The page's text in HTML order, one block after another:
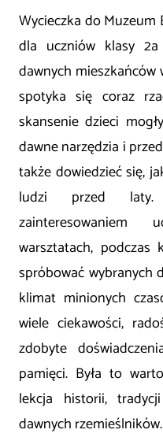
Wycieczka do Muzeum
dla uczniów klasy
dawnych
spotyka się coraz
skansenie dzieci
dawne narzędzia i
także dowiedzieć się,
ludzi przed
zainteresowaniem
warsztatach, podczas
spróbować wybranych
klimat minionych
wiele ciekawości,
zdobyte
pamięci. Była to
lekcja historii,
dawnych rzemieślników.